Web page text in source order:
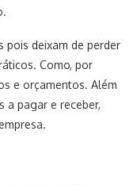
pois deixam de perder
Como, por
e orçamentos. Além
a pagar e receber,